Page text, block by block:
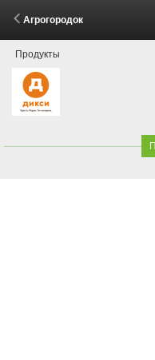
Агрогородок
Продукты